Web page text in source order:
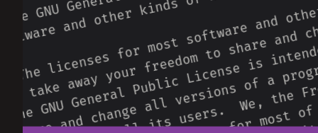
i
Otwartego
Oprogramowania